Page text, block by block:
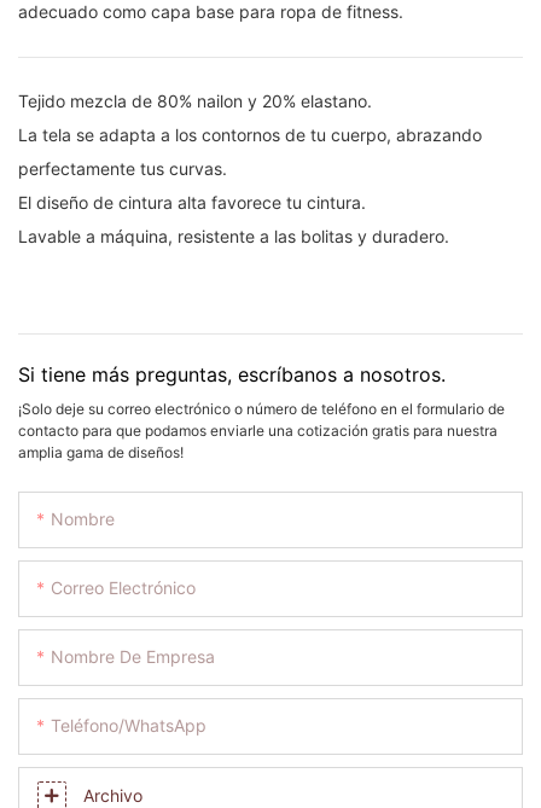
adecuado como capa base para ropa de fitness.
Tejido mezcla de 80% nailon y 20% elastano.
La tela se adapta a los contornos de tu cuerpo, abrazando
perfectamente tus curvas.
El diseño de cintura alta favorece tu cintura.
Lavable a máquina, resistente a las bolitas y duradero.
Si tiene más preguntas, escríbanos a nosotros.
¡Solo deje su correo electrónico o número de teléfono en el formulario de
contacto para que podamos enviarle una cotización gratis para nuestra
amplia gama de diseños!
Nombre
Correo Electrónico
Nombre De Empresa
Teléfono/WhatsApp
Archivo